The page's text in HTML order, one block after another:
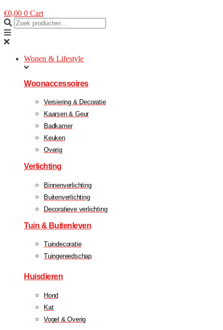
€0,00 0 Cart
Wonen & Lifestyle
Woonaccessoires
Versiering & Decoratie
Kaarsen & Geur
Badkamer
Keuken
Overig
Verlichting
Binnenverlichting
Buitenverlichting
Decoratieve verlichting
Tuin & Buitenleven
Tuindecoratie
Tuingereedschap
Huisdieren
Hond
Kat
Vogel & Overig